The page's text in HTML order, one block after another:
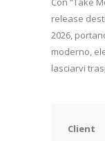
release
2026,
moderno,
lasciarvi
Client